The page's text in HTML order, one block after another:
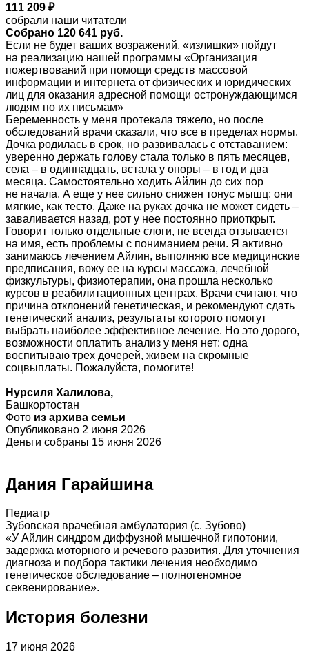
111 209 ₽
собрали наши читатели
Собрано 120 641 руб.
Если не будет ваших возражений, «излишки» пойдут
на реализацию нашей программы «Организация
пожертвований при помощи средств массовой
информации и интернета от физических и юридических
лиц для оказания адресной помощи остронуждающимся
людям по их письмам»
Беременность у меня протекала тяжело, но после
обследований врачи сказали, что все в пределах нормы.
Дочка родилась в срок, но развивалась с отставанием:
уверенно держать голову стала только в пять месяцев,
села – в одиннадцать, встала у опоры – в год и два
месяца. Самостоятельно ходить Айлин до сих пор
не начала. А еще у нее сильно снижен тонус мышц: они
мягкие, как тесто. Даже на руках дочка не может сидеть –
заваливается назад, рот у нее постоянно приоткрыт.
Говорит только отдельные слоги, не всегда отзывается
на имя, есть проблемы с пониманием речи. Я активно
занимаюсь лечением Айлин, выполняю все медицинские
предписания, вожу ее на курсы массажа, лечебной
физкультуры, физиотерапии, она прошла несколько
курсов в реабилитационных центрах. Врачи считают, что
причина отклонений генетическая, и рекомендуют сдать
генетический анализ, результаты которого помогут
выбрать наиболее эффективное лечение. Но это дорого,
возможности оплатить анализ у меня нет: одна
воспитываю трех дочерей, живем на скромные
соцвыплаты. Пожалуйста, помогите!
Нурсиля Халилова,
Башкортостан
Фото из архива семьи
Опубликовано 2 июня 2026
Деньги собраны 15 июня 2026
Дания Гарайшина
Педиатр
Зубовская врачебная амбулатория (с. Зубово)
«У Айлин синдром диффузной мышечной гипотонии,
задержка моторного и речевого развития. Для уточнения
диагноза и подбора тактики лечения необходимо
генетическое обследование – полногеномное
секвенирование».
История болезни
17 июня 2026